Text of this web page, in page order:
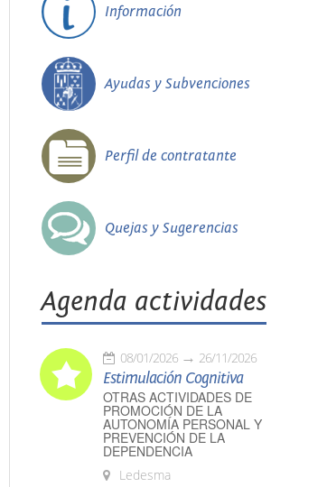
Información
Ayudas y Subvenciones
Perfil de contratante
Quejas y Sugerencias
Agenda actividades
08/01/2026 26/11/2026
Estimulación Cognitiva
OTRAS ACTIVIDADES DE
PROMOCIÓN DE LA
AUTONOMÍA PERSONAL Y
PREVENCIÓN DE LA
DEPENDENCIA
Ledesma